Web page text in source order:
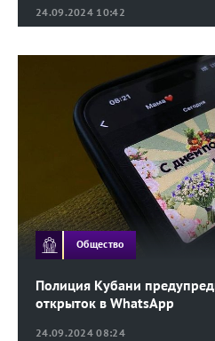
24.09.2024 10:42
24.09.2024 08:24
Полиция Кубани
открыток в WhatsApp
Общество